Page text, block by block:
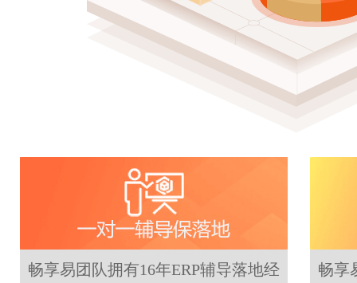
畅享易团队拥有16年ERP辅导落地经
畅享